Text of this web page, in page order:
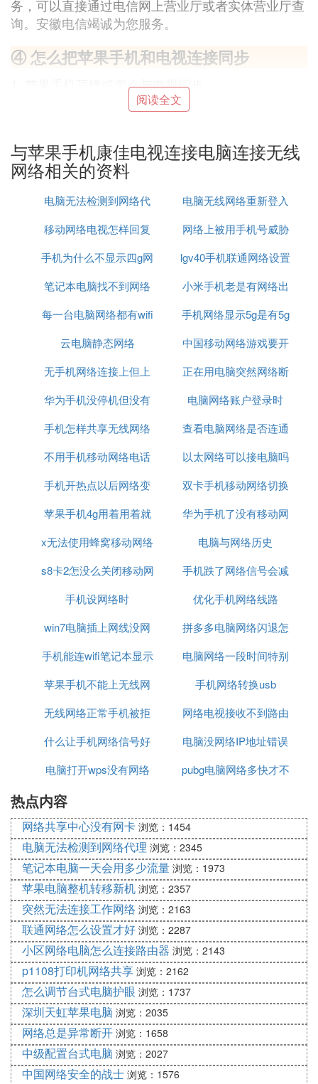
务，可以直接通过电信网上营业厅或者实体营业厅查
询。安徽电信竭诚为您服务。
④ 怎么把苹果手机和电视连接同步
1. 苹果手机芹锋或怎么与电视同步
iPhone或者苹果手机玩游戏的时候要同步到电视，需
操作为：
无线网络。
上一拉，就会看到快捷键一栏“airplay”:
第二步：点击以后即可看到 AirPlay 设备，会有二
个，一个是iPhone或者苹果手机自身，一个是小米盒
第三步：选择设备，打开“镜像”选项后，再点击上角
2. 苹果手机怎么和电视同步
苹果手机和电视同步的步骤：
首先确定电视和手机是否支持MHL连接方式，其次查
1、手机上滑菜单里有个“airplay”选项，点击打开它。
2、点击之后就可以看到原来连过的设备。
3、打开小米机顶盒。
机端有个小电脑标智，点击连接。
视的画面已经同步啦。
3. 苹果iPhone手机怎么投屏到电视,三种操作方法
准备工具：苹果手机一部、智能电视一台
1.开启苹果手机，从屏幕底部向上调出“控制界面”，
选择界面中的“AirPlay”选项。
在“AirPlay”界面搜索电视ID名
2.在“AirPlay”选项的界面中，查询想要连接的电视设
备，点击智能电视ID名即可自动进行连接。
苹果手机连接电视成功
3.苹果手机连接智能嫌伍电视成功之后，苹果手机“控
制界面”的“AirPlay”的位置，将变成电视ID名。
4. 苹果手机怎样与安卓电视连接
方法如下：
将苹果手机和智能电视设置在同一局域网内。
阅读全文
与苹果手机康佳电视连接电脑连接无线
网络相关的资料
电脑无法检测到网络代
理
电脑无线网络重新登入
移动网络电视怎样回复
原来模式
网络上被用手机号威胁
怎么办
手机为什么不显示四g网
络怎么回事啊
lgv40手机联通网络设置
笔记本电脑找不到网络
适配器怎么办
小米手机老是有网络出
现问题
每一台电脑网络都有wifi
吗
手机网络显示5g是有5g
网吗
云电脑静态网络
中国移动网络游戏要开
加速器
无手机网络连接上但上
不了网
正在用电脑突然网络断
了
华为手机没停机但没有
网络
电脑网络账户登录时
手机怎样共享无线网络
连接电脑连接不上网
查看电脑网络是否连通
可以用什么命令
不用手机移动网络电话
以太网络可以接电脑吗
手机开热点以后网络变
差的原因
双卡手机移动网络切换
吗
苹果手机4g用着用着就
没网络了
华为手机了没有移动网
络信号怎么回事
x无法使用蜂窝移动网络
设置
电脑与网络历史
s8卡2怎没么关闭移动网
络
手机跌了网络信号会减
弱吗
手机设网络时
优化手机网络线路
win7电脑插上网线没网
络
拼多多电脑网络闪退怎
么办
手机能连wifi笔记本显示
无网络
电脑网络一段时间特别
卡
苹果手机不能上无线网
络连接电脑连接不上网
手机网络转换usb
无线网络正常手机被拒
绝接入
网络电视接收不到路由
器信号
什么让手机网络信号好
电脑没网络IP地址错误
电脑打开wps没有网络
pubg电脑网络多快才不
热点内容
网络共享中心没有网卡 浏览：1454
电脑无法检测到网络代理 浏览：2345
笔记本电脑一天会用多少流量 浏览：1973
苹果电脑整机转移新机 浏览：2357
突然无法连接工作网络 浏览：2163
联通网络怎么设置才好 浏览：2287
小区网络电脑怎么连接路由器 浏览：2143
p1108打印机网络共享 浏览：2162
怎么调节台式电脑护眼 浏览：1737
深圳天虹苹果电脑 浏览：2035
网络总是异常断开 浏览：1658
中级配置台式电脑 浏览：2027
中国网络安全的战士 浏览：1576